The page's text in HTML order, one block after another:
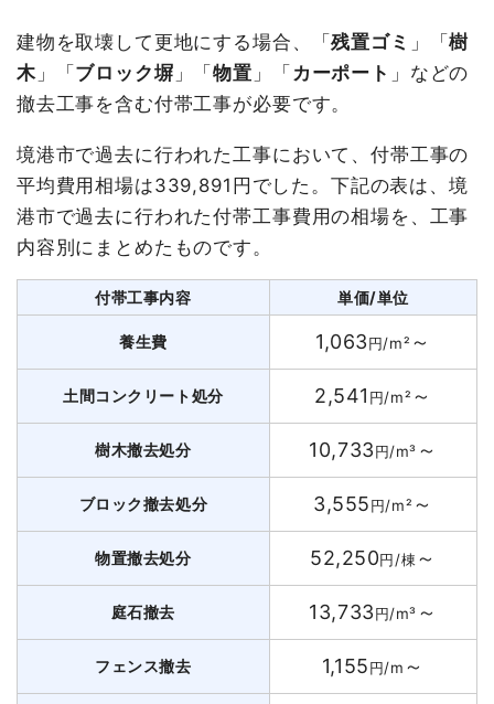
建物を取壊して更地にする場合、「残置ゴミ 」「樹
木」「 ブロック塀 」「物置 」「 カーポート 」などの
撤去工事を含む付帯工事が必要です。
境港市で過去に行われた工事において、付帯工事の
平均費用相場は339,891円でした。下記の表は、境
港市で過去に行われた付帯工事費用の相場を、工事
内容別にまとめたものです。
付帯工事内容 単価/単位
養生費 1,063円/m² ～
土間コンクリート処分 2,541 円/m² ～
樹木撤去処分 10,733円/m³ ～
ブロック撤去処分 3,555円/m² ～
物置撤去処分 52,250円/棟～
庭石撤去 13,733円/m³ ～
フェンス撤去 1,155円/m ～